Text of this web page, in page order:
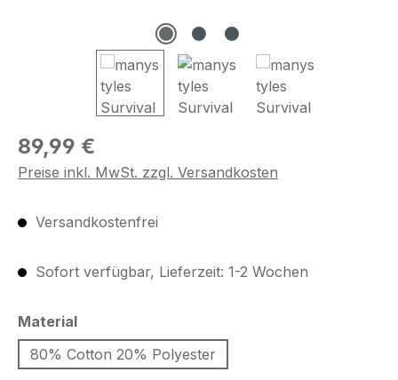
Regulärer Preis:
89,99 €
Preise inkl. MwSt. zzgl. Versandkosten
Versandkostenfrei
Sofort verfügbar, Lieferzeit: 1-2 Wochen
Materialauswählen
80% Cotton 20% Polyester